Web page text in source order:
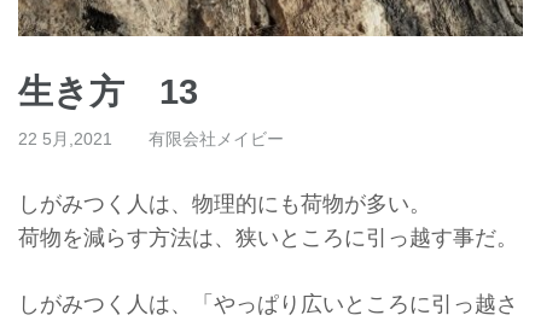
生き方 13
22 5月,2021 有限会社メイビー
しがみつく人は、物理的にも荷物が多い。
荷物を減らす方法は、狭いところに引っ越す事だ。
しがみつく人は、「やっぱり広いところに引っ越さ